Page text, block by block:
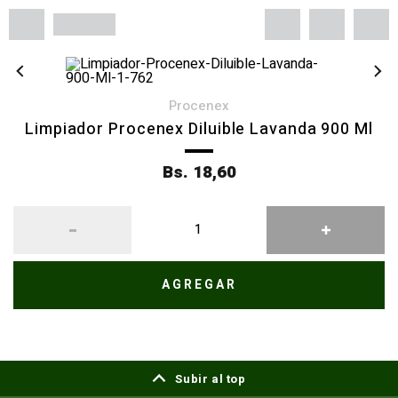
procenex
Limpiador Procenex Diluible Lavanda 900 Ml
Bs. 18,60
AGREGAR
Subir al top